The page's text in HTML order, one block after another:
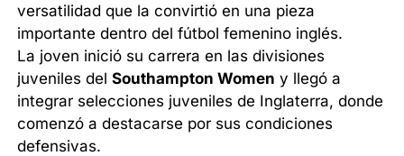
versatilidad que la convirtió en una pieza
importante dentro del fútbol femenino inglés.
La joven inició su carrera en las divisiones
juveniles delSouthampton Women y llegó a
integrar selecciones juveniles de Inglaterra, donde
comenzó a destacarse por sus condiciones
defensivas.